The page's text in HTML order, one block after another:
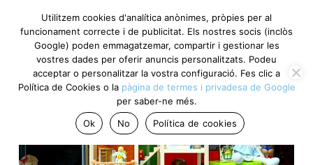
Utilitzem cookies d'analítica anònimes, pròpies per al
funcionament correcte i de publicitat. Els nostres socis (inclòs
Google) poden emmagatzemar, compartir i gestionar les
vostres dades per oferir anuncis personalitzats. Podeu
acceptar o personalitzar la vostra configuració. Fes clic a
Política de Cookies o la pàgina de termes i privadesa de Google
per saber-ne més.
Ok
No Política de cookies